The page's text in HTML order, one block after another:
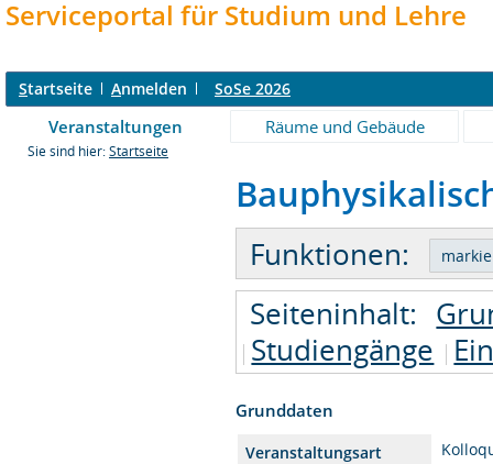
Serviceportal für Studium und Lehre
Startseite Anmelden SoSe 2026
Veranstaltungen Räume und Gebäude
Sie sind hier: Startseite
Funktionen:
Seiteninhalt:
Studiengänge
Grunddaten
Veranstaltungsart